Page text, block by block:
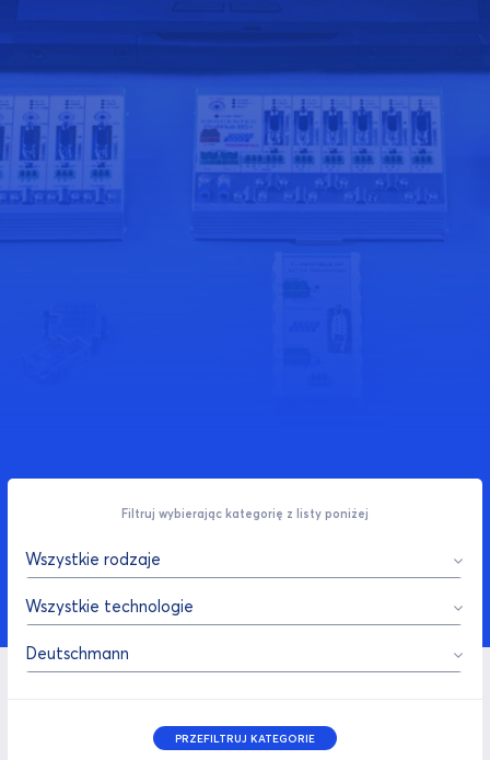
Filtruj wybierając kategorię z listy poniżej
Wszystkie rodzaje
Wszystkie technologie
Deutschmann
PRZEFILTRUJ KATEGORIE